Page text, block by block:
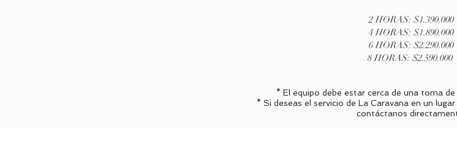
2 HORAS: $1.390.000
4 HORAS: $1.890.000
6 HORAS: $2.290.000
8 HORAS: $2.590.000
* El equipo debe estar cerca de una toma
* Si deseas el servicio de La Caravana en un
contáctanos